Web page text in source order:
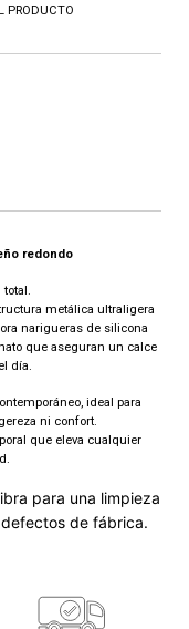
PRODUCTO
redondo
total.
metálica ultraligera
narigueras de silicona
que aseguran un calce
día.
ideal para
ni confort.
que eleva cualquier
para una limpieza
de fábrica.